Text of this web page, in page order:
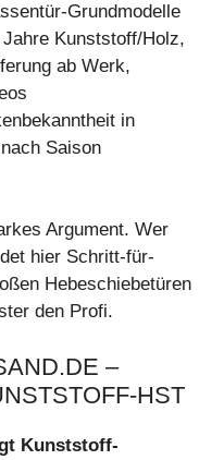
Grundmodelle
Kunststoff/Holz,
ab Werk,
in
Saison
Argument. Wer
hier Schritt-für-
Hebeschiebetüren
den Profi.
–
HST
Kunststoff-